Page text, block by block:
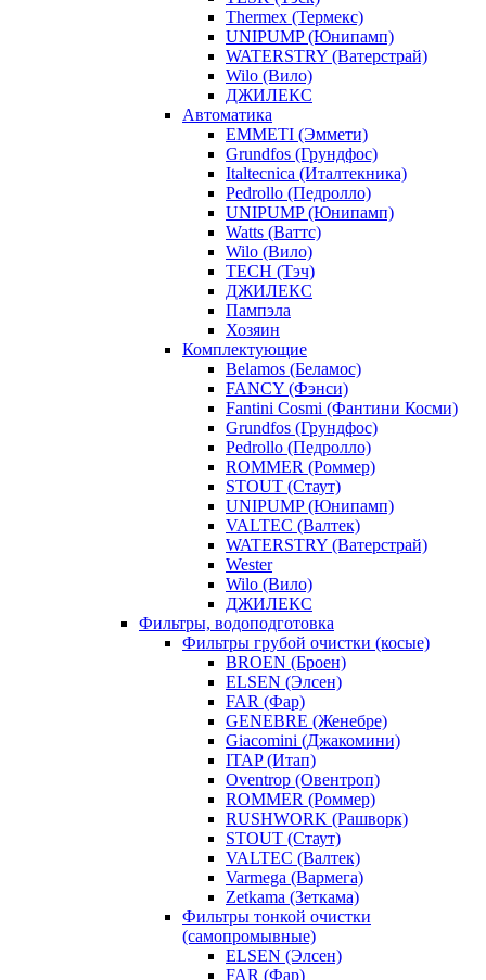
Thermex (Термекс)
UNIPUMP (Юнипамп)
WATERSTRY (Ватерстрай)
Wilo (Вило)
ДЖИЛЕКС
Автоматика
EMMETI (Эммети)
Grundfos (Грундфос)
Italtecnica (Италтекника)
Pedrollo (Педролло)
UNIPUMP (Юнипамп)
Watts (Ваттс)
Wilo (Вило)
TECH (Тэч)
ДЖИЛЕКС
Пампэла
Хозяин
Комплектующие
Belamos (Беламос)
FANCY (Фэнси)
Fantini Cosmi (Фантини Косми)
Grundfos (Грундфос)
Pedrollo (Педролло)
ROMMER (Роммер)
STOUT (Стаут)
UNIPUMP (Юнипамп)
VALTEC (Валтек)
WATERSTRY (Ватерстрай)
Wester
Wilo (Вило)
ДЖИЛЕКС
Фильтры, водоподготовка
Фильтры грубой очистки (косые)
BROEN (Броен)
ELSEN (Элсен)
FAR (Фар)
GENEBRE (Женебре)
Giacomini (Джакомини)
ITAP (Итап)
Oventrop (Овентроп)
ROMMER (Роммер)
RUSHWORK (Рашворк)
STOUT (Стаут)
VALTEC (Валтек)
Varmega (Вармега)
Zetkama (Зеткама)
Фильтры тонкой очистки
(самопромывные)
ELSEN (Элсен)
FAR (Фар)